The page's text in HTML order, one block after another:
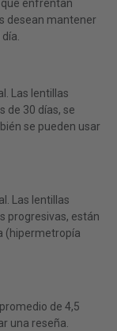
enfrentan
desean mantener
Las lentillas
de 30 días, se
se pueden usar
Las lentillas
progresivas, están
(hipermetropía
de 4,5
una reseña.